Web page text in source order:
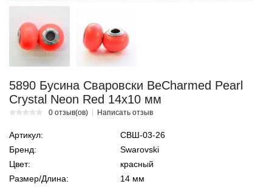
5890 Бусина Сваровски BeCharmed Pearl
Crystal Neon Red 14х10 мм
0 отзыв(ов) Написать отзыв
Артикул:
СВШ-03-26
Бренд:
Swarovski
Цвет:
красный
Размер/Длина:
14 мм